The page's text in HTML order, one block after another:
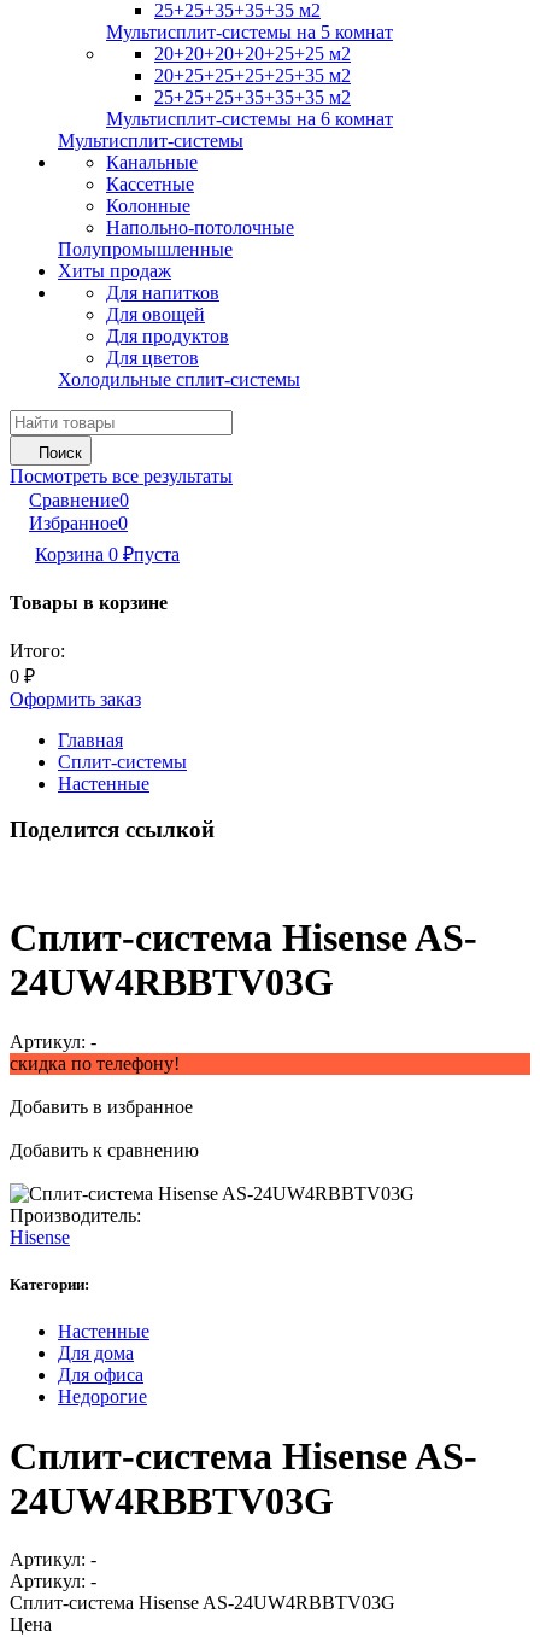
25+25+35+35+35 м2
Мультисплит-системы на 5 комнат
20+20+20+20+25+25 м2
20+25+25+25+25+35 м2
25+25+25+35+35+35 м2
Мультисплит-системы на 6 комнат
Мультисплит-системы
Канальные
Кассетные
Колонные
Напольно-потолочные
Полупромышленные
Хиты продаж
Для напитков
Для овощей
Для продуктов
Для цветов
Холодильные сплит-системы
Поиск
Посмотреть все результаты
Сравнение0
Избранное0
Корзина 0 ₽пуста
Товары в корзине
Итого:
0 ₽
Оформить заказ
Главная
Сплит-системы
Настенные
Поделится ссылкой
Сплит-система Hisense AS-
24UW4RBBTV03G
Артикул: -
скидка по телефону!
Добавить в избранное
Добавить к сравнению
Производитель:
Hisense
Категории:
Настенные
Для дома
Для офиса
Недорогие
Сплит-система Hisense AS-
24UW4RBBTV03G
Артикул: -
Артикул: -
Сплит-система Hisense AS-24UW4RBBTV03G
Цена